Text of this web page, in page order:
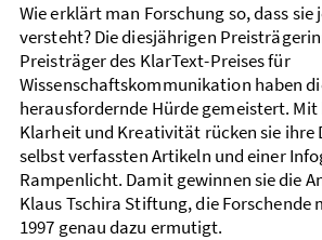
Wie erklärt man Forschung so, dass sie
versteht? Die diesjährigen
Preisträger des KlarText-Preises für
Wissenschaftskommunikation haben
herausfordernde Hürde gemeistert.
Klarheit und Kreativität rücken sie ihre
selbst verfassten Artikeln und einer
Rampenlicht. Damit gewinnen sie die
Klaus Tschira Stiftung, die Forschende
1997 genau dazu ermutigt.